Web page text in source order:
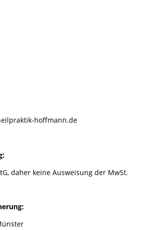
hoffmann.de
daher keine Ausweisung der MwSt.